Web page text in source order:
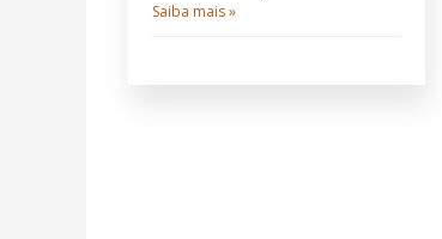
Saiba mais »